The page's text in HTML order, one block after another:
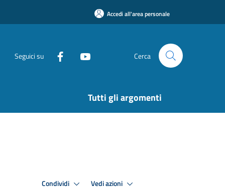
Accedi all'area personale
Seguici su Cerca
Tutti gli argomenti
Condividi Vedi azioni